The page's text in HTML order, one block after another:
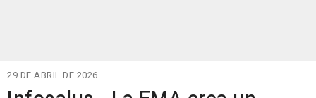
29 DE ABRIL DE 2026